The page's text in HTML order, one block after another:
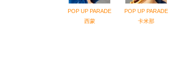
POP UP PARADE
西蒙
POP UP PARADE
卡米那